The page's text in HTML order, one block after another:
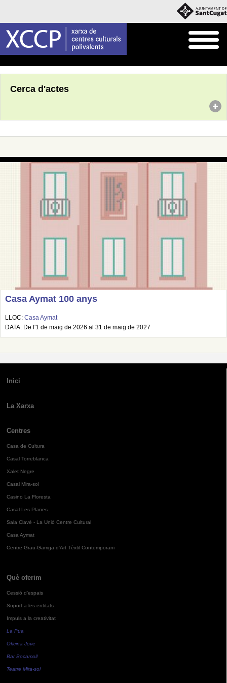
Cerca d'actes
Casa Aymat 100 anys
LLOC: Casa Aymat
DATA: De l'1 de maig de 2026 al 31 de maig de 2027
Inici
La Xarxa
Centres
Casa de Cultura
Casal Torreblanca
Xalet Negre
Casal Mira-sol
Casino La Floresta
Casal Les Planes
Sala Clavé - La Unió Centre Cultural
Casa Aymat
Centre Grau-Garriga d'Art Tèxtil Contemporani
Què oferim
Cessió d'espais
Suport a les entitats
Impuls a la creativitat
La Pua
Oficina Jove
Bar Bocamoll
Teatre Mira-sol